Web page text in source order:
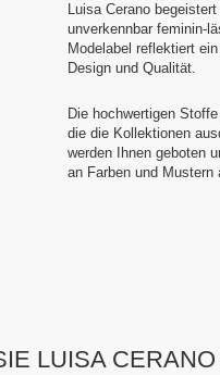
Luisa Cerano
unverkennbar feminin-
Modelabel reflektiert
Design und Qualität.
Die hochwertigen
die die Kollektionen
werden Ihnen geboten
an Farben und
LUISA